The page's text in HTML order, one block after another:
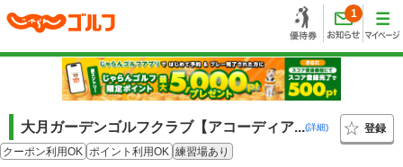
1
大月ガーデンゴルフクラブ【アコーディア...(詳細)
登録
クーポン利用OK ポイント利用OK 練習場あり